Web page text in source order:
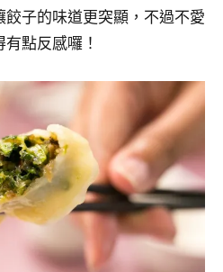
子的味道更突顯，不過不愛
點反感囉！